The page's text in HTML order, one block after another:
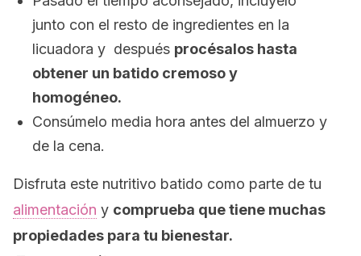
junto con el resto de ingredientes en la
licuadora y después procésalos hasta
obtener un batido cremoso y
homogéneo.
Consúmelo media hora antes del almuerzo y
de la cena.
Disfruta este nutritivo batido como parte de tu
alimentación y comprueba que tiene muchas
propiedades para tu bienestar.